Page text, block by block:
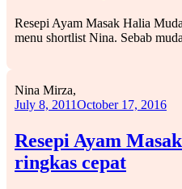
Resepi Ayam Masak Halia
menu shortlist Nina. Sebab
Resepi Ayam
ringkas cepat
Nina Mirza,
July 8, 2011October 17, 2016